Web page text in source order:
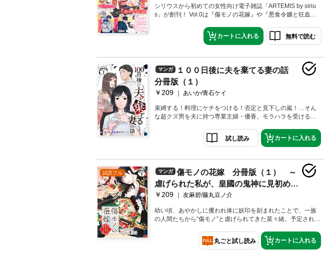
シリウスから初めての女性向け電子雑誌「ARTEMIS by siriu
s」が創刊！ Vol.0は『傷モノの花嫁』や『悪食令嬢と狂血公
ムメイト』などのヒット作品の第１話が無料で楽しめます！
13本も収録した超お得な1冊となっているので、是非お試し
カートに入れる 無料で読む
マンガ
１００日後に夫を棄てる妻の話
分冊版（１）
￥209 あいか/青石ケイ
束縛する！料理にケチをつける！否定と見下しの嵐！…そん
な超クズ男を夫に持つ専業主婦・優香。モラハラを受ける生
人は巧妙に隠しているつもりみたいだけど、イマドキ女子な
不倫相手はSNSで匂わせ投稿をたっぷり披露中。でも優香の
夫の思惑とは裏腹に、優香は不倫相手と全然同世代！デジタ
ルネイティブ！ つまり、証拠はガンガン集まっていく。娘
と幸せに生きていくためにも、“ただ何も準備せずに離婚”なん
て生温いことはせず、しっかり復讐して養育費も慰謝料も搾
り取ってやらねば!!! 月間1000万PVの大人気ブロガー・あい
画を。」収録】
試し読み カートに入れる
試読フル マンガ
傷モノの花嫁 分冊版（１） ～
虐げられた私が、皇國の鬼神に見初めら
れた理由～
￥209 友麻碧/藤丸豆ノ介
幼い頃、あやかしに攫われ体に妖印を刻まれたことで、一族
の人間たちから“傷モノ”と虐げられてきた菜々緒。予定されて
を隠すため猿面をつけさせられて、惨めな生活を送っていた
菜々緒はある日、紅椿家の若き当主・夜行と出会う。とある
丸ごと試し読み カートに入れる